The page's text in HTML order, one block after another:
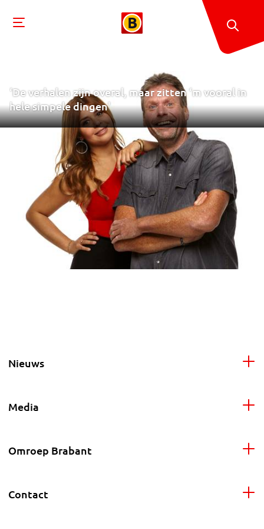
‘De verhalen zijn overal, maar zitten ‘m vooral in
hele simpele dingen'
Nieuws
Media
Omroep Brabant
Contact